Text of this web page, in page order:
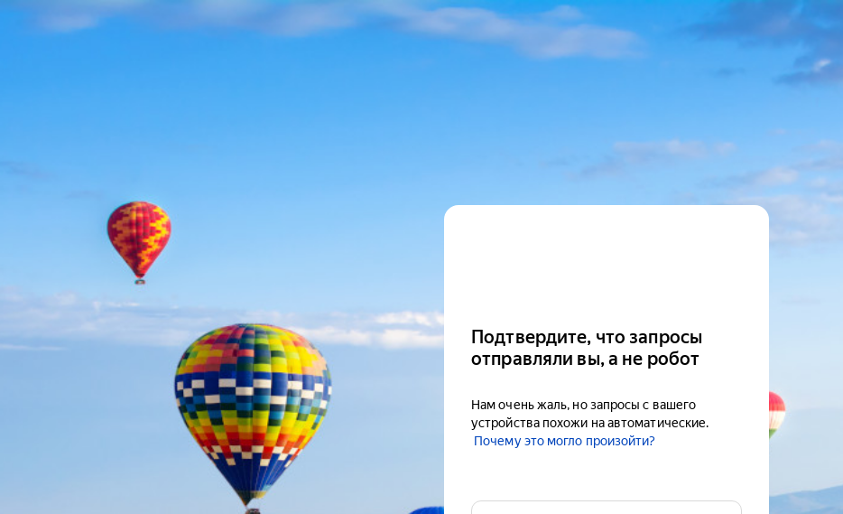
Подтвердите, что запросы
отправляли вы, а не робот
Нам очень жаль, но запросы с вашего
устройства похожи на автоматические.
Почему это могло произойти?